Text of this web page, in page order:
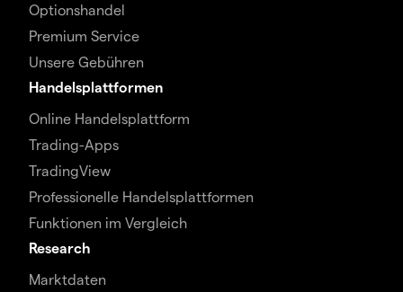
Optionshandel
Premium Service
Unsere Gebühren
Handelsplattformen
Online Handelsplattform
Trading-Apps
TradingView
Professionelle Handelsplattformen
Funktionen im Vergleich
Research
Marktdaten